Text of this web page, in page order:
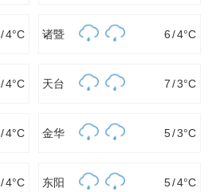
/4°C 诸暨 6 /4°C
/4°C 天台 7 /3°C
/4°C 金华 5/3°C
/4°C 东阳 5/4°C